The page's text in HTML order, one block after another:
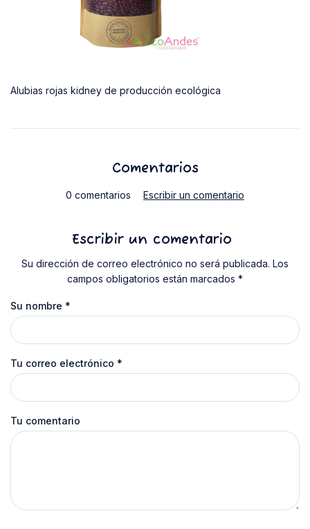
Alubias rojas kidney de producción ecológica
Comentarios
0 comentarios Escribir un comentario
Escribir un comentario
Su dirección de correo electrónico no será publicada. Los
campos obligatorios están marcados *
Su nombre *
Tu correo electrónico *
Tu comentario